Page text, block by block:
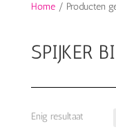
Home/ Producten
SPIJKER
Enig resultaat